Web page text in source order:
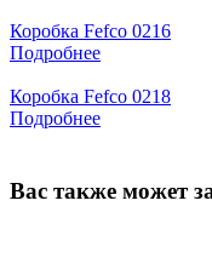
Коробка Fefco 0216
Подробнее
Коробка Fefco 0218
Подробнее
Вас также может